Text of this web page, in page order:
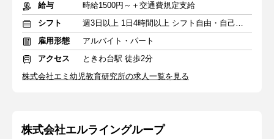
給与
時給1500円～＋交通費規定支給
シフト
週3日以上 1日4時間以上 シフト自由・自己申告
雇用形態
アルバイト・パート
アクセス
ときわ台駅 徒歩2分
株式会社エミ幼児教育研究所の求人一覧を見る
株式会社エルライングループ